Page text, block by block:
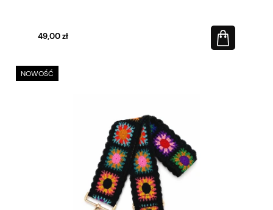
49,00 zł
NOWOŚĆ